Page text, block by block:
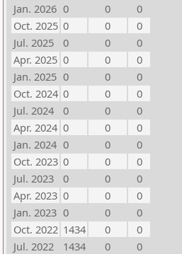
Jan. 2026 0 0
0
Oct. 2025 0 0
0
Jul. 2025
0 0
0
Apr. 2025 0 0
0
Jan. 2025 0 0
0
Oct. 2024 0 0
0
Jul. 2024
0 0
0
Apr. 2024 0 0
0
Jan. 2024 0 0
0
Oct. 2023 0 0
0
Jul. 2023
0 0
0
Apr. 2023 0 0
0
Jan. 2023 0 0
0
Oct. 2022 1434 0
0
Jul. 2022
1434 0
0